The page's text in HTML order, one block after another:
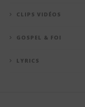
CLIPS VIDÉOS
GOSPEL & FOI
LYRICS